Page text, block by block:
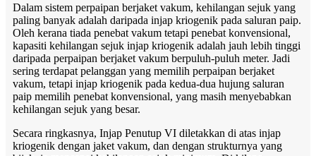
Dalam sistem perpaipan berjaket vakum, kehilangan sejuk yang
paling banyak adalah daripada injap kriogenik pada saluran paip.
Oleh kerana tiada penebat vakum tetapi penebat konvensional,
kapasiti kehilangan sejuk injap kriogenik adalah jauh lebih tinggi
daripada perpaipan berjaket vakum berpuluh-puluh meter. Jadi
sering terdapat pelanggan yang memilih perpaipan berjaket
vakum, tetapi injap kriogenik pada kedua-dua hujung saluran
paip memilih penebat konvensional, yang masih menyebabkan
kehilangan sejuk yang besar.
Secara ringkasnya, Injap Penutup VI diletakkan di atas injap
kriogenik dengan jaket vakum, dan dengan strukturnya yang